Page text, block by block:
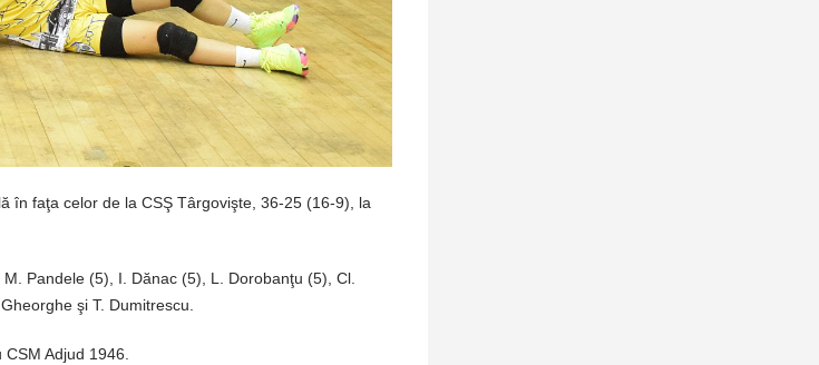
în faţa celor de la CSŞ Târgovişte, 36-25 (16-9), la
Pandele (5), I. Dănac (5), L. Dorobanţu (5), Cl.
şi T. Dumitrescu.
Adjud 1946.